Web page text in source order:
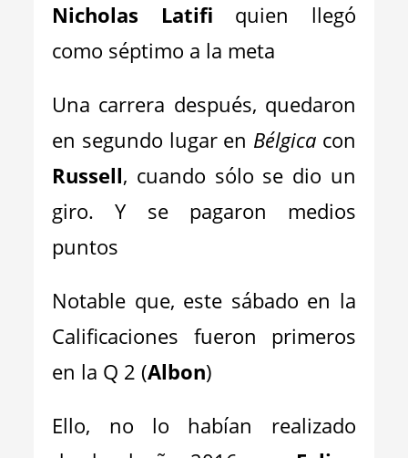
Nicholas Latifi quien llegó
como séptimo a la meta
Una carrera después, quedaron
en segundo lugar en Bélgicacon
Russell, cuando sólo se dio un
giro. Y se pagaron medios
puntos
Notable que, este sábado en la
Calificaciones fueron primeros
en la Q 2 (Albon)
Ello, no lo habían realizado